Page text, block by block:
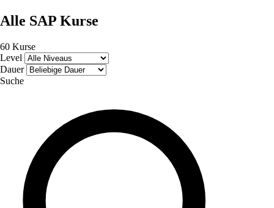
Alle SAP Kurse
60 Kurse
Level
Dauer
Suche